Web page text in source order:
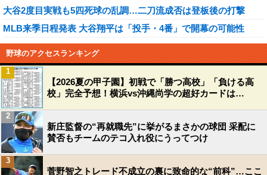
大谷2度目実戦も5四死球の乱調…二刀流成否は登板後の打撃
MLB来季日程発表 大谷翔平は「投手・4番」で開幕の可能性
野球のアクセスランキング
【2026夏の甲子園】初戦で「勝つ高校」「負ける高
校」完全予想！横浜vs沖縄尚学の超好カードは…
1
新庄監督の“再就職先”に挙がるまさかの球団 采配に
賛否もチームのテコ入れ役にうってつけ
2
菅野智之トレード不成立の裏に致命的な“前科”…ここ
3